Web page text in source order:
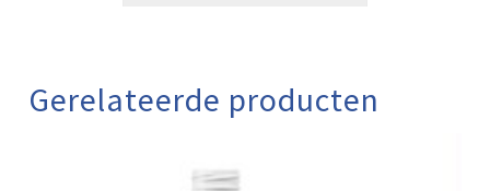
Gerelateerde producten